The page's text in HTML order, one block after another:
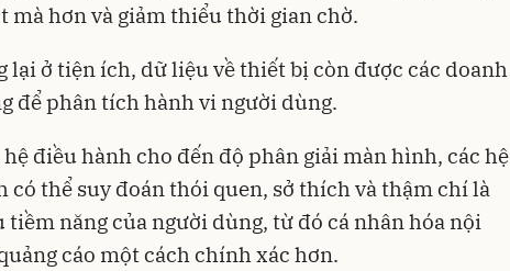
mà hơn và giảm thiểu thời gian chờ.
lại ở tiện ích, dữ liệu về thiết bị còn được các doanh
để phân tích hành vi người dùng.
điều hành cho đến độ phân giải màn hình, các hệ
có thể suy đoán thói quen, sở thích và thậm chí là
năng của người dùng, từ đó cá nhân hóa nội
cáo một cách chính xác hơn.